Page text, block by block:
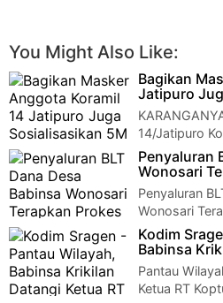
You Might Also Like:
Bagikan
Jatipuro
14/Jatipuro
Patroli PPKM level 2 kepada
Penyaluran
Wonosari
Penyaluran
Wonosari
Serda Sifin Babinsa Desa Jelobo
Kodim
Babinsa
Pantau
Ketua RT